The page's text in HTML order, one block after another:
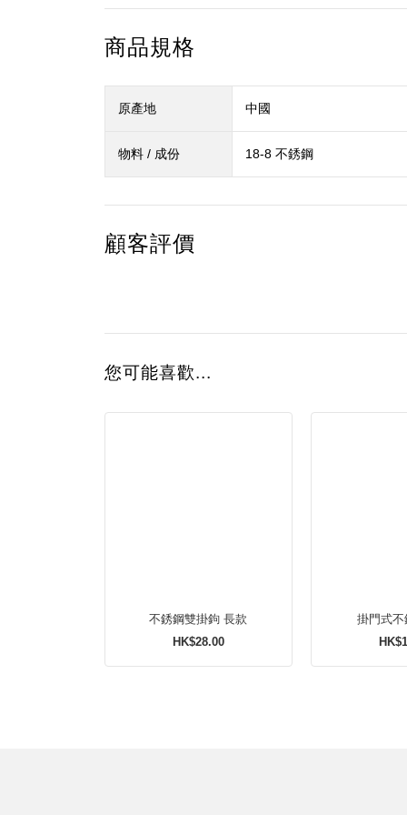
商品規格
原產地 中國
物料 / 成份 18-8 不銹鋼
顧客評價
您可能喜歡...
不銹鋼雙掛鉤 長款
HK$28.00
掛門式